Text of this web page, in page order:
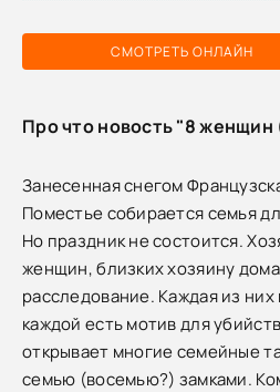
СМОТРЕТЬ ОНЛАЙН
Про что новость "8 женщин
Занесенная снегом
Поместье собирается семья
Но праздник не состоится.
женщин, близких хозяину
расследование. Каждая из
каждой есть мотив для
открывает многие семейные
семью (восемью?) замками.